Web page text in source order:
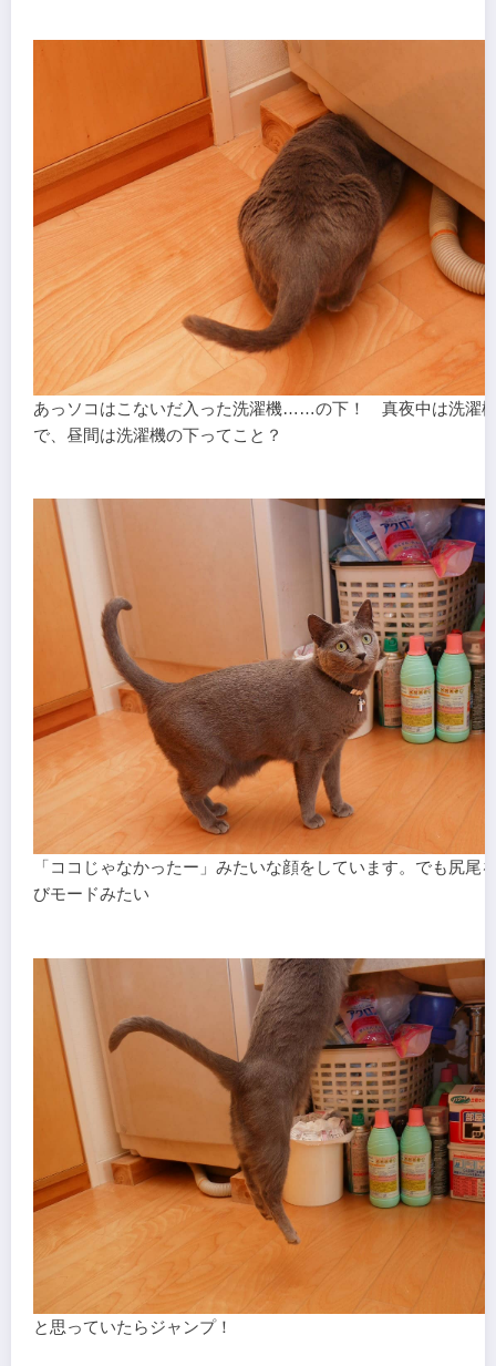
あっソコはこないだ入った洗濯機……の下！ 真夜中は洗濯
で、昼間は洗濯機の下ってこと？
「ココじゃなかったー」みたいな顔をしています。でも尻尾
びモードみたい
と思っていたらジャンプ！